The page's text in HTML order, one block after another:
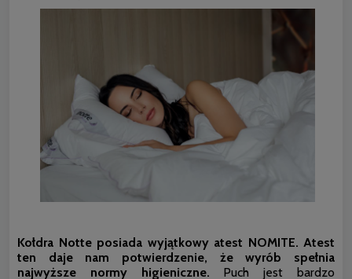
Kołdra Notte posiada wyjątkowy atest NOMITE. Atest
ten daje nam potwierdzenie, że wyrób spełnia
najwyższe normy higieniczne. Puch jest bardzo